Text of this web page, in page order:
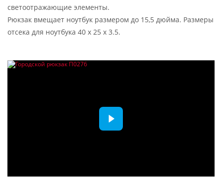
светоотражающие элементы.
Рюкзак вмещает ноутбук размером до 15,5 дюйма. Размеры
отсека для ноутбука 40 x 25 x 3.5.